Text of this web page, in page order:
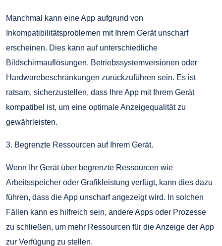
Manchmal kann eine App aufgrund von
Inkompatibilitätsproblemen mit Ihrem Gerät unscharf
erscheinen. Dies kann auf unterschiedliche
Bildschirmauflösungen, Betriebssystemversionen oder
Hardwarebeschränkungen zurückzuführen sein. Es ist
ratsam, sicherzustellen, dass Ihre App mit Ihrem Gerät
kompatibel ist, um eine optimale Anzeigequalität zu
gewährleisten.
3. Begrenzte Ressourcen auf Ihrem Gerät.
Wenn Ihr Gerät über begrenzte Ressourcen wie
Arbeitsspeicher oder Grafikleistung verfügt, kann dies dazu
führen, dass die App unscharf angezeigt wird. In solchen
Fällen kann es hilfreich sein, andere Apps oder Prozesse
zu schließen, um mehr Ressourcen für die Anzeige der App
zur Verfügung zu stellen.